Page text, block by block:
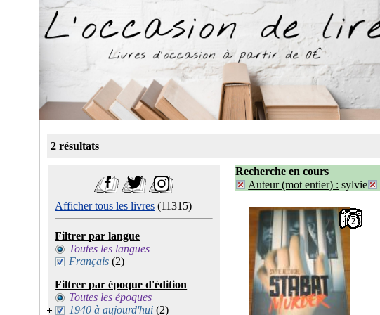
2 résultats
Afficher tous les livres (11315)
Filtrer par langue
Toutes les langues
Français (2)
Filtrer par époque d'édition
Toutes les époques
1940 à aujourd'hui (2)
Recherche en cours
Auteur (mot entier) : sylvie
2